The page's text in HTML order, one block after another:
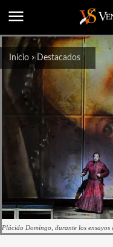
Inicio Destacados
Plácido Domingo, durante los